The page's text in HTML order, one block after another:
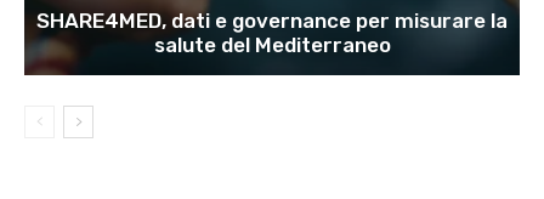
SHARE4MED, dati e governance per misurare la
salute del Mediterraneo